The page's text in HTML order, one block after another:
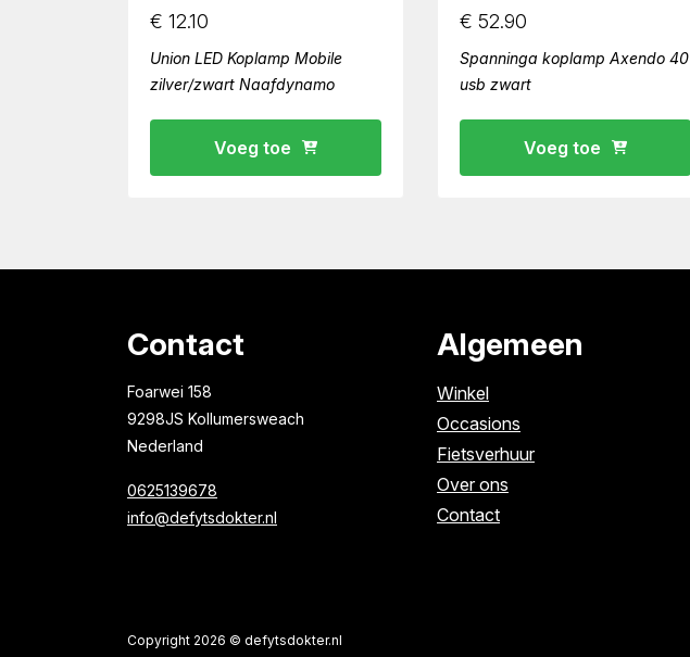
€ 12.10
Union LED Koplamp Mobile
zilver/zwart Naafdynamo
Voeg toe
€ 52.90
Spanninga koplamp Axendo 40
usb zwart
Voeg toe
Contact
Foarwei 158
9298JS Kollumersweach
Nederland
0625139678
info@defytsdokter.nl
Algemeen
Winkel
Occasions
Fietsverhuur
Over ons
Contact
Copyright 2026 © defytsdokter.nl